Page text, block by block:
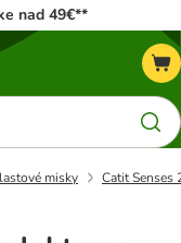
nad 49€**
misky Catit Senses